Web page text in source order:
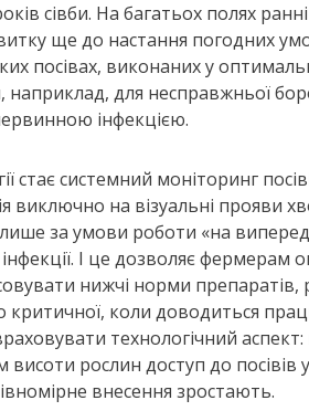
сівби. На багатьох полях
ще до настання погодних
посівах, виконаних у
наприклад, для несправжньої
інфекцією.
системний моніторинг
виключно на візуальні прояви
за умови роботи «на
І це дозволяє фермерам
нижчі норми препаратів,
критичної, коли доводиться
технологічний
висоти рослин доступ до
внесення зростають.